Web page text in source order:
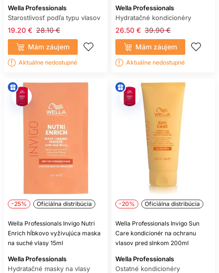
Wella Professionals
Starostlivosť podľa typu vlasov
28.10 €
19.20 €
Mám záujem
Aktuálne nedostupné
Wella Professionals
Hydratačné kondicionéry
39.90 €
26.50 €
Mám záujem
Aktuálne nedostupné
-25% Oficiálna distribúcia
Wella Professionals Invigo Nutri
Enrich hĺbkovo vyživujúca maska
na suché vlasy 15ml
Wella Professionals
Hydratačné masky na vlasy
-20% Oficiálna distribúcia
Wella Professionals Invigo Sun
Care kondicionér na ochranu
vlasov pred slnkom 200ml
Wella Professionals
Ostatné kondicionéry